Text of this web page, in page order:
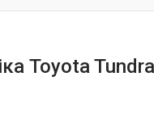
Toyota